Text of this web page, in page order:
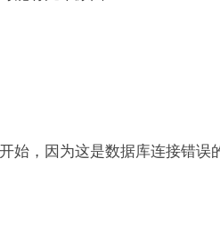
始，因为这是数据库连接错误